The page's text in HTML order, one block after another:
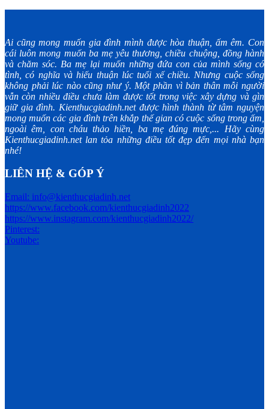
Ai cũng mong muốn gia đình mình được hòa thuận, ấm êm. Con
cái luôn mong muốn ba mẹ yêu thương, chiều chuộng, đồng hành
và chăm sóc. Ba mẹ lại muốn những đứa con của mình sống có
tình, có nghĩa và hiếu thuận lúc tuổi xế chiều. Nhưng cuộc sống
không phải lúc nào cũng như ý. Một phần vì bản thân mỗi người
vẫn còn nhiều điều chưa làm được tốt trong việc xây dựng và gìn
giữ gia đình. Kienthucgiadinh.net được hình thành từ tâm nguyện
mong muốn các gia đình trên khắp thế gian có cuộc sống trong ấm,
ngoài êm, con cháu thảo hiền, ba mẹ đúng mực,... Hãy cùng
Kienthucgiadinh.net lan tỏa những điều tốt đẹp đến mọi nhà bạn
nhé!
LIÊN HỆ & GÓP Ý
Email: info@kienthucgiadinh.net
https://www.facebook.com/kienthucgiadinh2022
https://www.instagram.com/kienthucgiadinh2022/
Pinterest:
Youtube: